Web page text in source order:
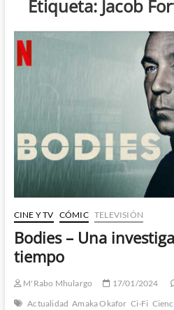
Etiqueta: Jacob
CINE Y TV CÓMIC TELEVISIÓN
Bodies – Una
tiempo
M'Rabo Mhulargo 17/01/2024
Actualidad Amaka Okafor Ci-Fi